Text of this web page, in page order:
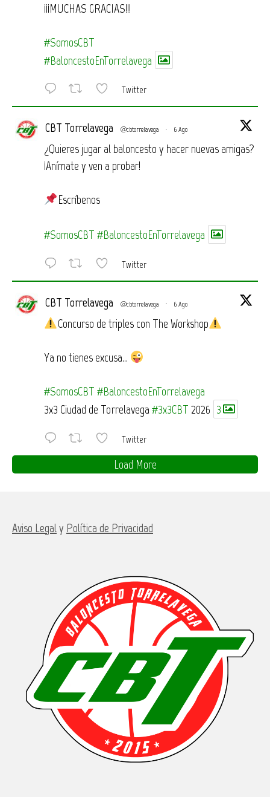
¡¡¡MUCHAS GRACIAS!!!
#SomosCBT
#BaloncestoEnTorrelavega
Twitter
CBT Torrelavega @cbtorrelavega · 6 Ago
¿Quieres jugar al baloncesto y hacer nuevas amigas?
¡Anímate y ven a probar!
Escríbenos
#SomosCBT #BaloncestoEnTorrelavega
Twitter
CBT Torrelavega @cbtorrelavega · 6 Ago
Concurso de triples con The Workshop
Ya no tienes excusa…
#SomosCBT #BaloncestoEnTorrelavega
3x3 Ciudad de Torrelavega#3x3CBT 2026 3
Twitter
Load More
Aviso Legaly Política de Privacidad